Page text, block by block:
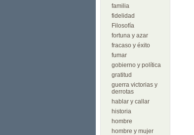
familia
fidelidad
Filosofía
fortuna y azar
fracaso y éxito
fumar
gobierno y política
gratitud
guerra victorias y
derrotas
hablar y callar
historia
hombre
hombre y mujer